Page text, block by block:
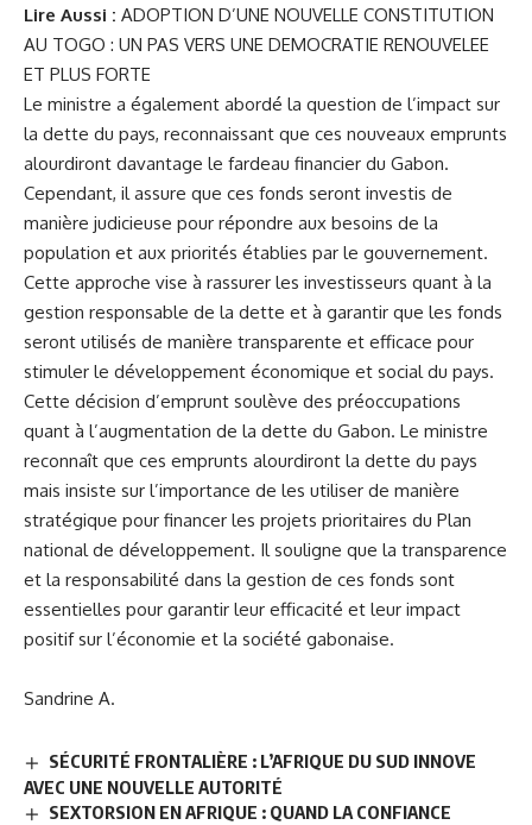
Lire Aussi : ADOPTION D’UNE NOUVELLE CONSTITUTION
AU TOGO : UN PAS VERS UNE DEMOCRATIE RENOUVELEE
ET PLUS FORTE
Le ministre a également abordé la question de l’impact sur
la dette du pays, reconnaissant que ces nouveaux emprunts
alourdiront davantage le fardeau financier du Gabon.
Cependant, il assure que ces fonds seront investis de
manière judicieuse pour répondre aux besoins de la
population et aux priorités établies par le gouvernement.
Cette approche vise à rassurer les investisseurs quant à la
gestion responsable de la dette et à garantir que les fonds
seront utilisés de manière transparente et efficace pour
stimuler le développement économique et social du pays.
Cette décision d’emprunt soulève des préoccupations
quant à l’augmentation de la dette du Gabon. Le ministre
reconnaît que ces emprunts alourdiront la dette du pays
mais insiste sur l’importance de les utiliser de manière
stratégique pour financer les projets prioritaires du Plan
national de développement. Il souligne que la transparence
et la responsabilité dans la gestion de ces fonds sont
essentielles pour garantir leur efficacité et leur impact
positif sur l’économie et la société gabonaise.
Sandrine A.
SÉCURITÉ FRONTALIÈRE : L’AFRIQUE DU SUD INNOVE
AVEC UNE NOUVELLE AUTORITÉ
SEXTORSION EN AFRIQUE : QUAND LA CONFIANCE